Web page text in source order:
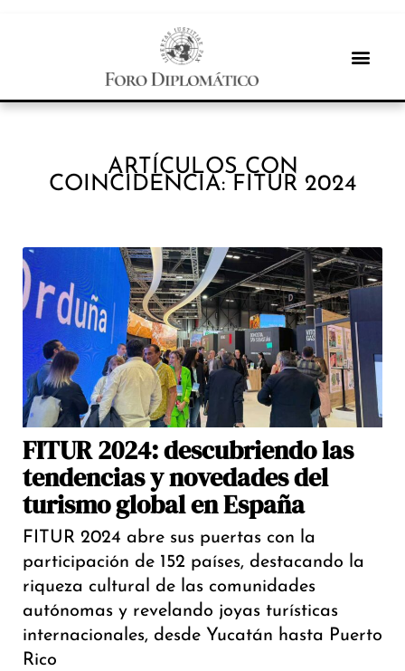
ARTÍCULOS CON
COINCIDENCIA: FITUR 2024
FITUR 2024: descubriendo las
tendencias y novedades del
turismo global en España
FITUR 2024 abre sus puertas con la
participación de 152 países, destacando la
riqueza cultural de las comunidades
autónomas y revelando joyas turísticas
internacionales, desde Yucatán hasta Puerto
Rico